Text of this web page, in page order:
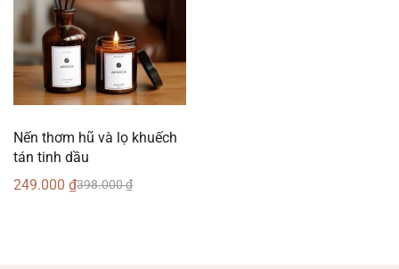
Nến thơm hũ và lọ khuếch
tán tinh dầu
398.000₫
249.000 ₫